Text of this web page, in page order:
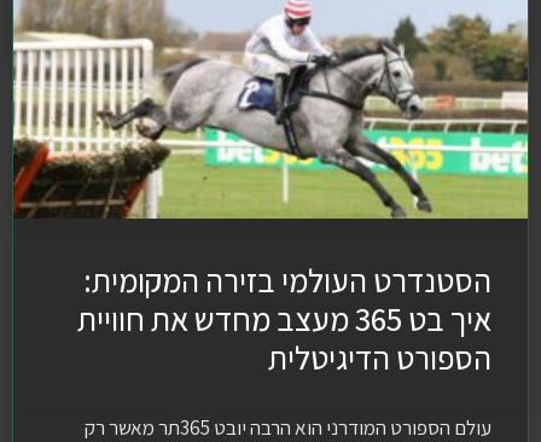
הסטנדרט העולמי בזירה המקומית:
איך בט 365 מעצב מחדש את חוויית
הספורט הדיגיטלית
עולם הספורט המודרני הוא הרבה יובט 365תר מאשר רק